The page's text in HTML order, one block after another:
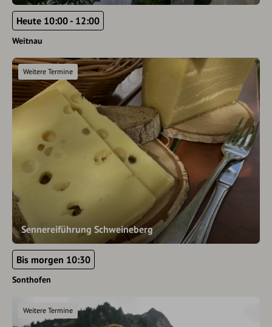
Heute 10:00 - 12:00
Weitnau
Sennereiführung Schweineberg
Weitere Termine
Bis morgen 10:30
Sonthofen
Weitere Termine